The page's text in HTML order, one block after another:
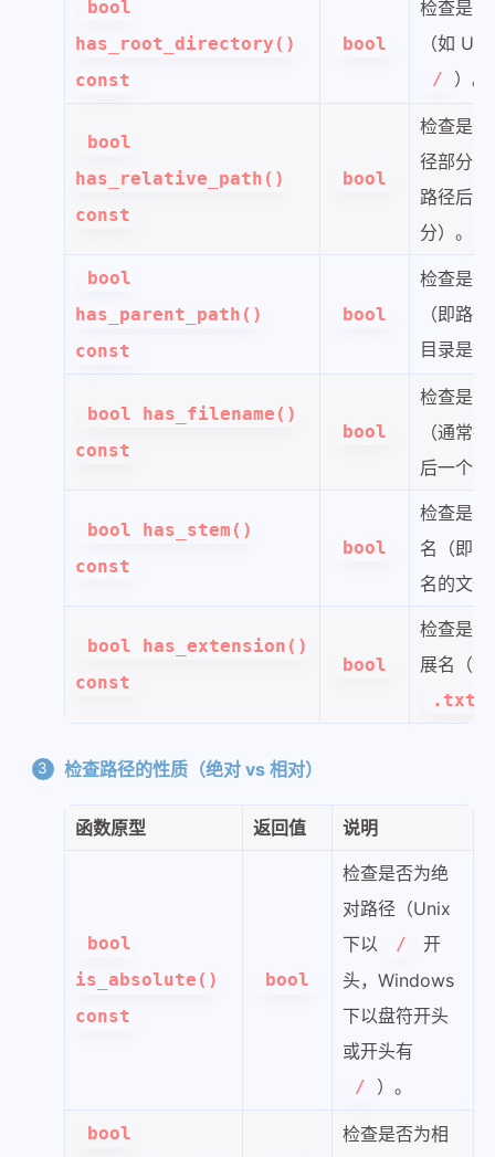
bool
has_root_directory()
const
bool
检查是
（如
/ ）。
bool
has_relative_path()
const
bool
检查是
径部分
路径后
分）。
bool
has_parent_path()
const
bool
检查是
（即路
目录是
bool has_filename()
const
bool
检查是
（通常
后一个
bool has_stem()
const
bool
检查是
名（即
名的文
bool has_extension()
const
bool
检查是
展名（如
.txt
检查路径的性质（绝对 vs 相对）
函数原型 返回值 说明
bool
is_absolute()
const
bool
检查是否为绝
对路径（Unix
下以
/
开
头，Windows
下以盘符开头
或开头有
/ ）。
bool
检查是否为相